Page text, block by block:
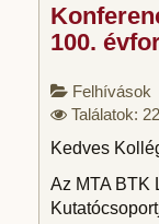
100.
Felhívások
Találatok:
Kedves
Az MTA BTK